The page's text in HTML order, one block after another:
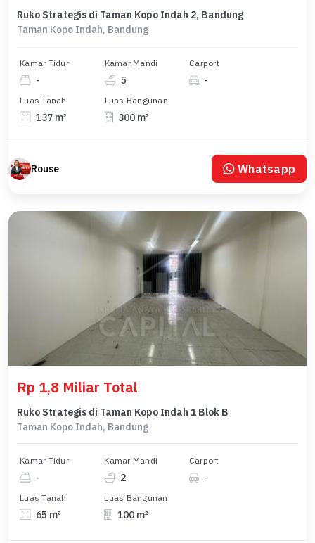
Ruko Strategis di Taman Kopo Indah 2, Bandung
Taman Kopo Indah, Bandung
Kamar Tidur
-
Kamar Mandi
5
Carport
-
Luas Tanah
137 m²
Luas Bangunan
300 m²
Rouse Whatsapp
Rp 1,8 Miliar Total
Ruko Strategis di Taman Kopo Indah 1 Blok B
Taman Kopo Indah, Bandung
Kamar Tidur
-
Kamar Mandi
2
Carport
-
Luas Tanah
65 m²
Luas Bangunan
100 m²